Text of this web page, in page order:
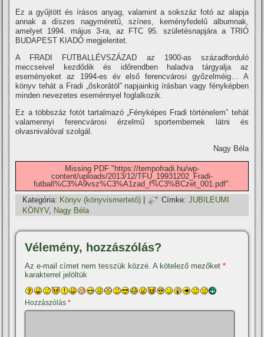
Ez a gyűjtött és í­rásos anyag, valamint a sokszáz fotó az alapja
annak a dí­szes nagyméretű, szí­nes, keményfedelű albumnak,
amelyet 1994. május 3-ra, az FTC 95. születésnapjára a TRIÓ
BUDAPEST KIADÓ megjelentet.
A FRADI FUTBALLÉVSZÁZAD az 1900-as századforduló
meccseivel kezdődik és időrendben haladva tárgyalja az
eseményeket az 1994-es év első ferencvárosi győzelméig… A
könyv tehát a Fradi „őskorától” napjainkig í­rásban vagy fényképben
minden nevezetes eseménnyel foglalkozik.
Ez a többszáz fotót tartalmazó „Fényképes Fradi történelem” tehát
valamennyi ferencvárosi érzelmű sportembernek látni és
olvasnivalóval szolgál.
Nagy Béla
Missing PDF "https://tempofradi.hu/wp-
content/uploads/2013/12/TFU_19931202_Fradi-
futball%C3%A9vsz%C3%A1zad_f%C3%BCzet_001.pdf".
Kategória: Könyv (könyvismertető) | Címke: JUBILEUMI
KÖNYV, Nagy Béla
Vélemény, hozzászólás?
Az e-mail címet nem tesszük közzé. A kötelező mezőket*
karakterrel jelöltük
Hozzászólás*